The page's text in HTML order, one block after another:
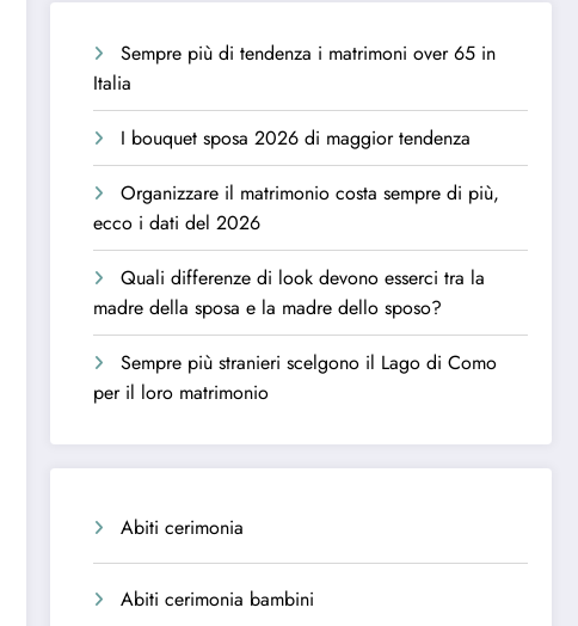
Sempre più di tendenza i matrimoni over 65 in
Italia
I bouquet sposa 2026 di maggior tendenza
Organizzare il matrimonio costa sempre di più,
ecco i dati del 2026
Quali differenze di look devono esserci tra la
madre della sposa e la madre dello sposo?
Sempre più stranieri scelgono il Lago di Como
per il loro matrimonio
Abiti cerimonia
Abiti cerimonia bambini